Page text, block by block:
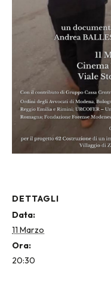
DETTAGLI
Data:
11 Marzo
Ora:
20:30